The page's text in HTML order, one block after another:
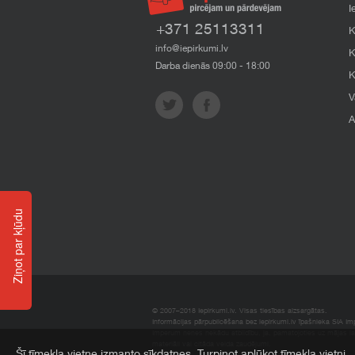
+371 25113311
info@iepirkumi.lv
Darba dienās 09:00 - 18:00
© 2007–2018 Iepirkumi.lv. Visas tiesības aizsargātas.
Informācijas pārpublicēšana bez iepirkumi.lv īpašnieka SIA
Ziņot par kļūdu